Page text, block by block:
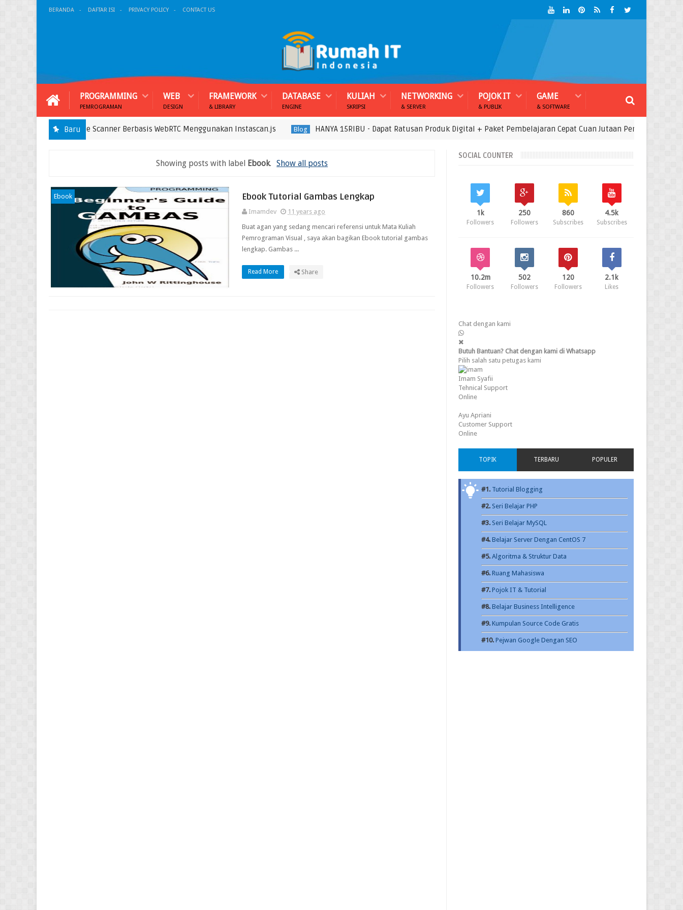
BERANDA DAFTAR ISI PRIVACY POLICY CONTACT US
PROGRAMMING
PEMROGRAMAN
WEB
DESIGN
FRAMEWORK
& LIBRARY
DATABASE
ENGINE
KULIAH
SKRIPSI
NETWORKING
& SERVER
POJOK IT
& PUBLIK
GAME
& SOFTWARE
Baru
Membangun QR Code Scanner Berbasis WebRTC Menggunakan Instascan.js Blog HANYA 15RIBU - Dapat Ratusan Produk Digital + Paket Pembelajaran Cepat Cuan Jutaan Perhari
Showing posts with label Ebook. Show all posts
Ebook Ebook Tutorial Gambas Lengkap
Imamdev
11 years ago
Buat agan yang sedang mencari referensi untuk Mata Kuliah
Pemrograman Visual , saya akan bagikan Ebook tutorial gambas
lengkap. Gambas ...
Read More Share
SOCIAL COUNTER
1k
Followers
250
Followers
860
Subscribes
4.5k
Subscribes
10.2m
Followers
502
Followers
120
Followers
2.1k
Likes
Chat dengan kami
Butuh Bantuan? Chat dengan kami di Whatsapp
Pilih salah satu petugas kami
Imam Syafii
Tehnical Support
Online
Ayu Apriani
Customer Support
Online
TOPIK TERBARU POPULER
#1. Tutorial Blogging
#2. Seri Belajar PHP
#3. Seri Belajar MySQL
#4.Belajar Server Dengan CentOS 7
#5.Algoritma & Struktur Data
#6.Ruang Mahasiswa
#7.Pojok IT & Tutorial
#8.Belajar Business Intelligence
#9.Kumpulan Source Code Gratis
#10.Pejwan Google Dengan SEO